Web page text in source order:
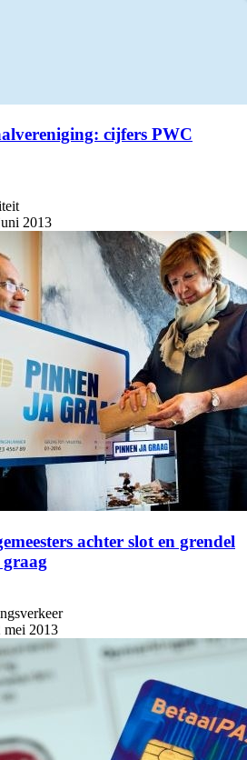
cijfers PWC
2013
achter slot en grendel
mei 2013